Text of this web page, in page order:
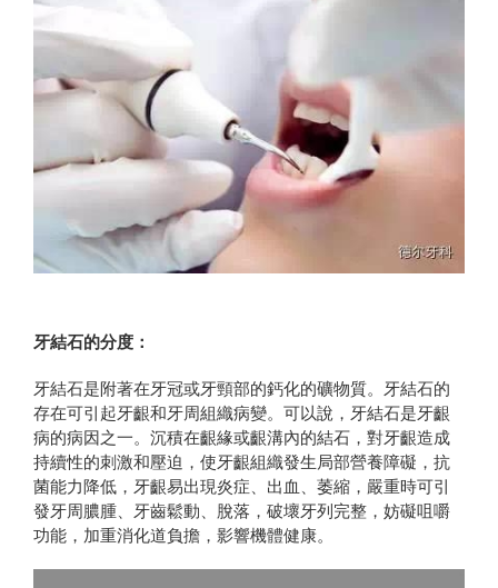
牙結石的分度：
牙結石是附著在牙冠或牙頸部的鈣化的礦物質。牙結石的
存在可引起牙齦和牙周組織病變。可以說，牙結石是牙齦
病的病因之一。沉積在齦緣或齦溝內的結石，對牙齦造成
持續性的刺激和壓迫，使牙齦組織發生局部營養障礙，抗
菌能力降低，牙齦易出現炎症、出血、萎縮，嚴重時可引
發牙周膿腫、牙齒鬆動、脫落，破壞牙列完整，妨礙咀嚼
功能，加重消化道負擔，影響機體健康。